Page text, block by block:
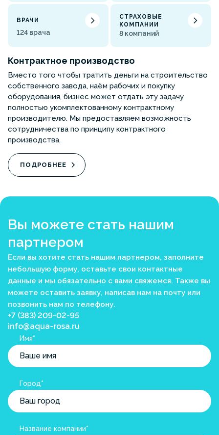
ВРАЧИ
124 врача
СТРАХОВЫЕ
КОМПАНИИ
8 компаний
Контрактное производство
Вместо того чтобы тратить деньги на строительство
собственного завода, наём рабочих и покупку
оборудования, бизнес может отдать эту задачу
полностью укомплектованному контрактному
производителю. Мы предоставляем возможность
сотрудничества по принципу контрактного
производства.
ПОДРОБНЕЕ
Вы можете стать нашим
партнером
Если вы хотите стать нашим партнером, заполните
небольшую форму, оставьте свои контактные
данные и мы обязательно с вами свяжемся. Также вы
можете оставить заявку, написав нам на почту или
позвонить нам по телефону.
+7 (383) 209-02-95
info@aqua-rosa.ru
Имя*
Город*
Название компании*